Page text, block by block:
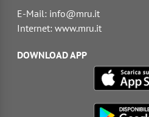
E-Mail: info@mru.it
Internet: www.mru.it
DOWNLOAD APP